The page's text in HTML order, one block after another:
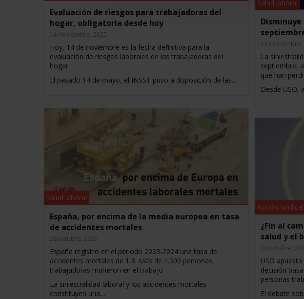
Evaluación de riesgos para trabajadoras del
hogar, obligatoria desde hoy
14 noviembre, 2025
Hoy, 14 de noviembre es la fecha definitiva para la
evaluación de riesgos laborales de las trabajadoras del
hogar
El pasado 14 de mayo, el INSST puso a disposición de las…
Salud laboral
13 noviembre,
La
septiembre,
que han
Desde USO,
Salud laboral
España, por encima de la media europea en tasa
de accidentes mortales
28 octubre, 2025
España registró en el periodo 2023-2024 una tasa de
accidentes mortales de 1,8. Más de 1.500 personas
trabajadoras murieron en el trabajo
La siniestralidad laboral y los accidentes mortales
constituyen una…
Acción Sindical
¿Fin al
salud y el
23 octubre,
USO
decisión
personas
El debate